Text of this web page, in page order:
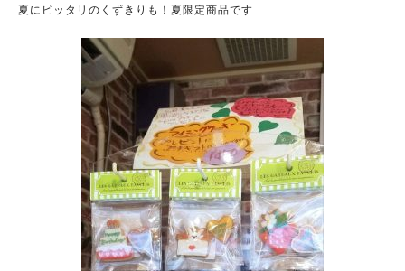
夏にピッタリのくずきりも！夏限定商品です